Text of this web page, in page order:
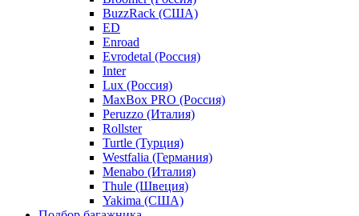
BuzzRack (США)
ED
Enroad
Evrodetal (Россия)
Inter
Lux (Россия)
MaxBox PRO (Россия)
Peruzzo (Италия)
Rollster
Turtle (Турция)
Westfalia (Германия)
Menabo (Италия)
Thule (Швеция)
Yakima (США)